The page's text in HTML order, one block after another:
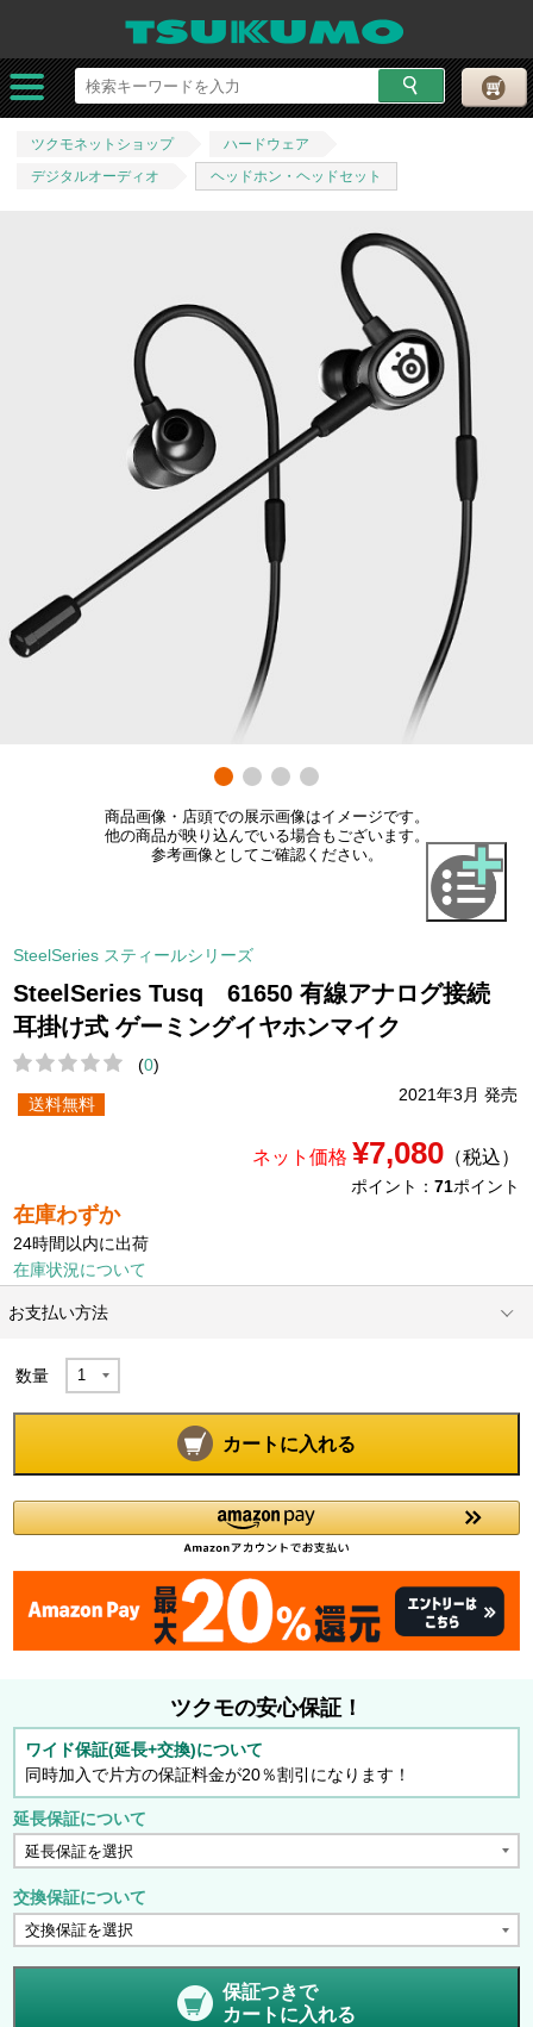
ツクモネットショップ
ハードウェア
デジタルオーディオ
ヘッドホン・ヘッドセット
商品画像・店頭での展示画像はイメージです。
他の商品が映り込んでいる場合もございます。
参考画像としてご確認ください。
SteelSeries スティールシリーズ
SteelSeries Tusq 61650 有線アナログ接続
耳掛け式 ゲーミングイヤホンマイク
(0)
2021年3月 発売
送料無料
ネット価格 ¥7,080（税込）
ポイント： 71ポイント
在庫わずか
24時間以内に出荷
在庫状況について
お支払い方法
数量
カートに入れる
ツクモの安心保証！
ワイド保証(延長+交換)について
同時加入で片方の保証料金が20％割引になります！
延長保証について
交換保証について
保証つきで
カートに入れる